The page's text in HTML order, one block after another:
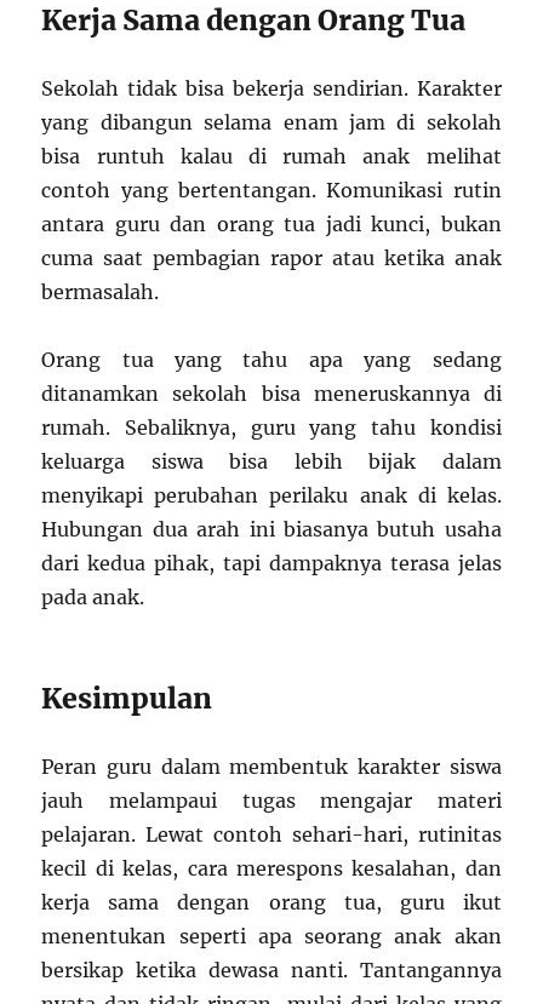
Kerja Sama dengan Orang Tua
Sekolah tidak bisa bekerja sendirian. Karakter
yang dibangun selama enam jam di sekolah
bisa runtuh kalau di rumah anak melihat
contoh yang bertentangan. Komunikasi rutin
antara guru dan orang tua jadi kunci, bukan
cuma saat pembagian rapor atau ketika anak
bermasalah.
Orang tua yang tahu apa yang sedang
ditanamkan sekolah bisa meneruskannya di
rumah. Sebaliknya, guru yang tahu kondisi
keluarga siswa bisa lebih bijak dalam
menyikapi perubahan perilaku anak di kelas.
Hubungan dua arah ini biasanya butuh usaha
dari kedua pihak, tapi dampaknya terasa jelas
pada anak.
Kesimpulan
Peran guru dalam membentuk karakter siswa
jauh melampaui tugas mengajar materi
pelajaran. Lewat contoh sehari-hari, rutinitas
kecil di kelas, cara merespons kesalahan, dan
kerja sama dengan orang tua, guru ikut
menentukan seperti apa seorang anak akan
bersikap ketika dewasa nanti. Tantangannya